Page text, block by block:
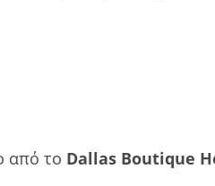
από το Dallas Boutique